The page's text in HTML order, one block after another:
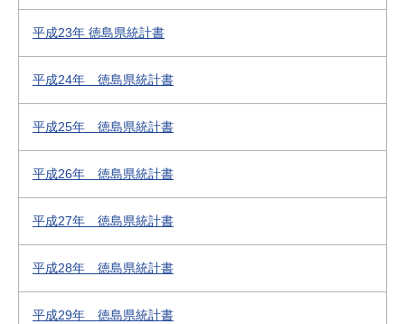
平成23年 徳島県統計書
平成24年 徳島県統計書
平成25年 徳島県統計書
平成26年 徳島県統計書
平成27年 徳島県統計書
平成28年 徳島県統計書
平成29年 徳島県統計書